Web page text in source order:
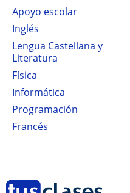
Apoyo escolar
Inglés
Lengua Castellana y
Literatura
Física
Informática
Programación
Francés